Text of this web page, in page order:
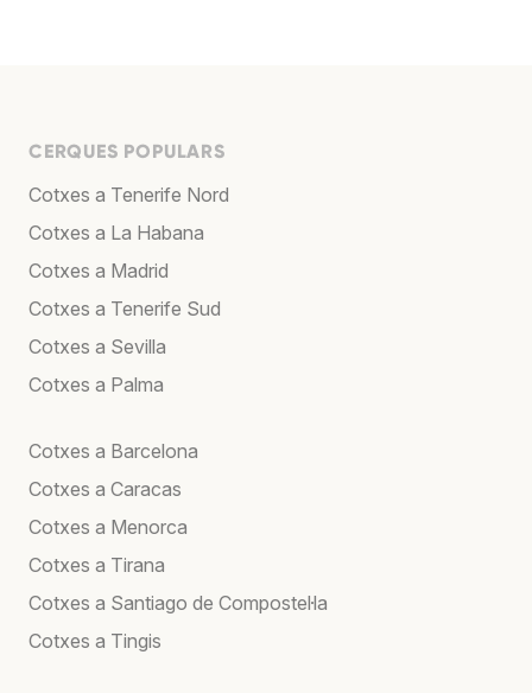
CERQUES POPULARS
Cotxes a Tenerife Nord
Cotxes a La Habana
Cotxes a Madrid
Cotxes a Tenerife Sud
Cotxes a Sevilla
Cotxes a Palma
Cotxes a Barcelona
Cotxes a Caracas
Cotxes a Menorca
Cotxes a Tirana
Cotxes a Santiago de Compostel·la
Cotxes a Tingis